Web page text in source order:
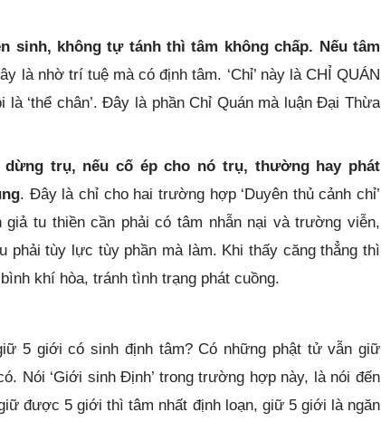
sinh, không tự tánh thì tâm không chấp. Nếu tâm
là nhờ trí tuệ mà có định tâm. ‘Chỉ’ này là CHỈ QUÁN
‘thể chân’. Đây là phần Chỉ Quán mà luận Đại Thừa
trụ, nếu cố ép cho nó trụ, thường hay phát
. Đây là chỉ cho hai trường hợp ‘Duyên thủ cảnh chỉ’
giả tu thiền cần phải có tâm nhẫn nại và trường viễn,
phải tùy lực tùy phần mà làm. Khi thấy căng thẳng thì
khí hòa, tránh tình trạng phát cuồng.
5 giới có sinh định tâm? Có những phật tử vẫn giữ
Nói ‘Giới sinh Định’ trong trường hợp này, là nói đến
được 5 giới thì tâm nhất định loạn, giữ 5 giới là ngăn